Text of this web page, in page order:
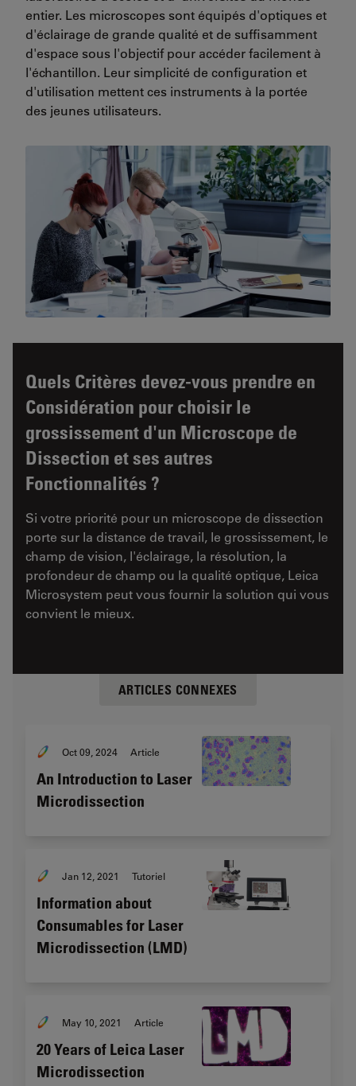
entier. Les microscopes sont équipés d'optiques et
d'éclairage de grande qualité et de suffisamment
d'espace sous l'objectif pour accéder facilement à
l'échantillon. Leur simplicité de configuration et
d'utilisation mettent ces instruments à la portée
des jeunes utilisateurs.
Quels Critères devez-vous prendre en
Considération pour choisir le
grossissement d'un Microscope de
Dissection et ses autres
Fonctionnalités ?
Si votre priorité pour un microscope de dissection
porte sur la distance de travail, le grossissement, le
champ de vision, l'éclairage, la résolution, la
profondeur de champ ou la qualité optique, Leica
Microsystem peut vous fournir la solution qui vous
convient le mieux.
ARTICLES CONNEXES
Oct 09, 2024 Article
An Introduction to Laser
Microdissection
Jan 12, 2021 Tutoriel
Information about
Consumables for Laser
Microdissection (LMD)
May 10, 2021 Article
20 Years of Leica Laser
Microdissection